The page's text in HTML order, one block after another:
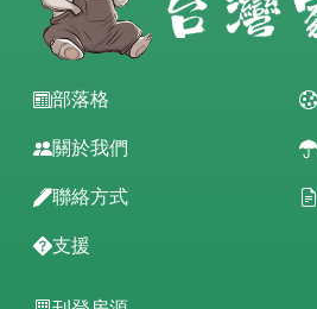
部落格
關於我們
聯絡方式
支援